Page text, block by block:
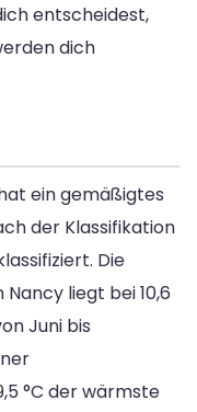
entscheidest,
dich
ein gemäßigtes
der Klassifikation
Die
liegt bei 10,6
Juni bis
°C der wärmste